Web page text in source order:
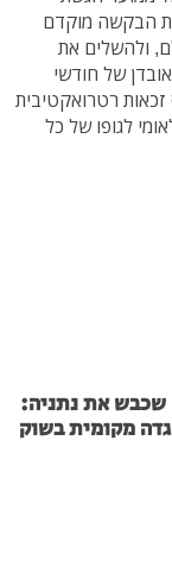
הבקשה מוקדם
ולהשלים את
של חודשי
רטרואקטיבית
לגופו של כל
שכבש את נתניה:
מקומית בשוק